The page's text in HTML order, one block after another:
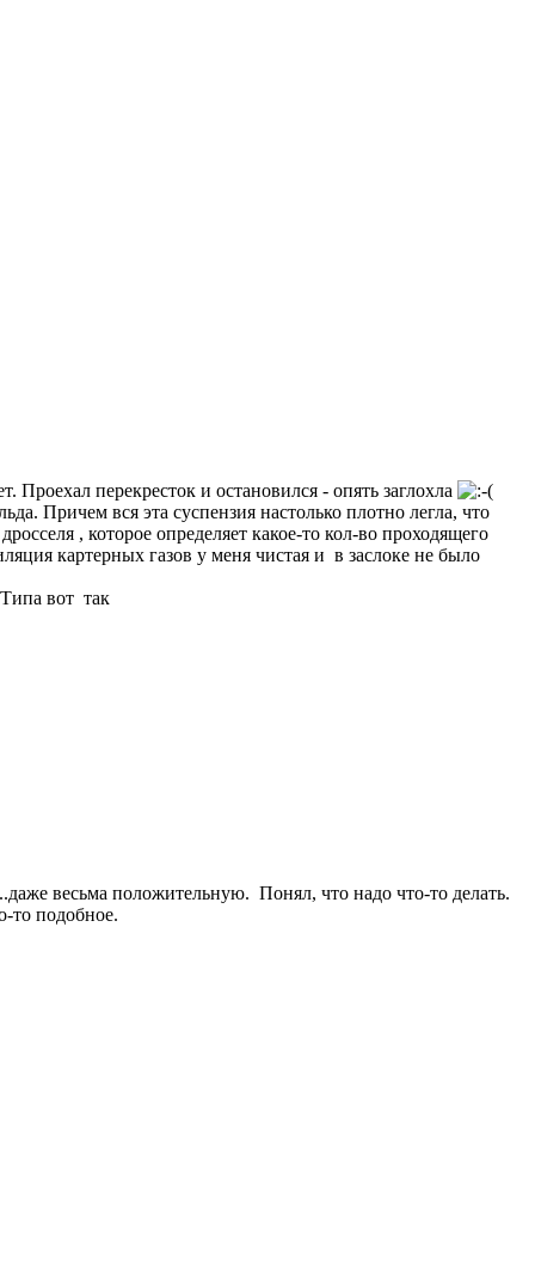
Проехал перекресток и остановился - опять заглохла
Причем вся эта суспензия настолько плотно легла, что
, которое определяет какое-то кол-во проходящего
картерных газов у меня чистая и в заслоке не было
вот так
весьма положительную. Понял, что надо что-то делать.
то подобное.